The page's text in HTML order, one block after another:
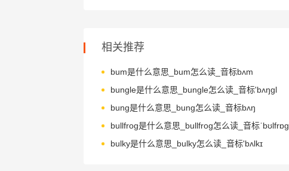
相关推荐
bum是什么意思_bum怎么读_音标bʌm
bungle是什么意思_bungle怎么读_音标'bʌŋɡl
bung是什么意思_bung怎么读_音标bʌŋ
bullfrog是什么意思_bullfrog怎么读_音标ˈbʊlfrɒg
bulky是什么意思_bulky怎么读_音标'bʌlkɪ